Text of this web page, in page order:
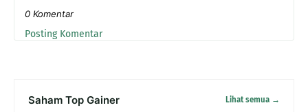
0 Komentar
Posting Komentar
Saham Top Gainer Lihat semua →